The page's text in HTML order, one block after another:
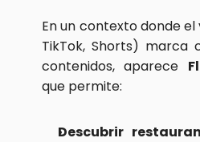
En un contexto donde
TikTok, Shorts) marca
contenidos, aparece
que permite:
Descubrir